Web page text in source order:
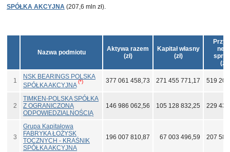
SPÓŁKA AKCYJNA (207,6 mln zł).
Nazwa podmiotu
Aktywa razem
(zł)
Kapitał własny
(zł)
(zł)
1
NSK BEARINGS POLSKA
SPÓŁKA AKCYJNA
(*) 377 061 458,73 271 455 771,17 519
2
TIMKEN-POLSKA SPÓŁKA
Z OGRANICZONĄ
ODPOWIEDZIALNOŚCIĄ
146 986 062,56 105 128 832,25 229
3
Grupa Kapitałowa
FABRYKA ŁOŻYSK
TOCZNYCH - KRAŚNIK
SPÓŁKA AKCYJNA
196 007 810,87 67 003 496,59 207